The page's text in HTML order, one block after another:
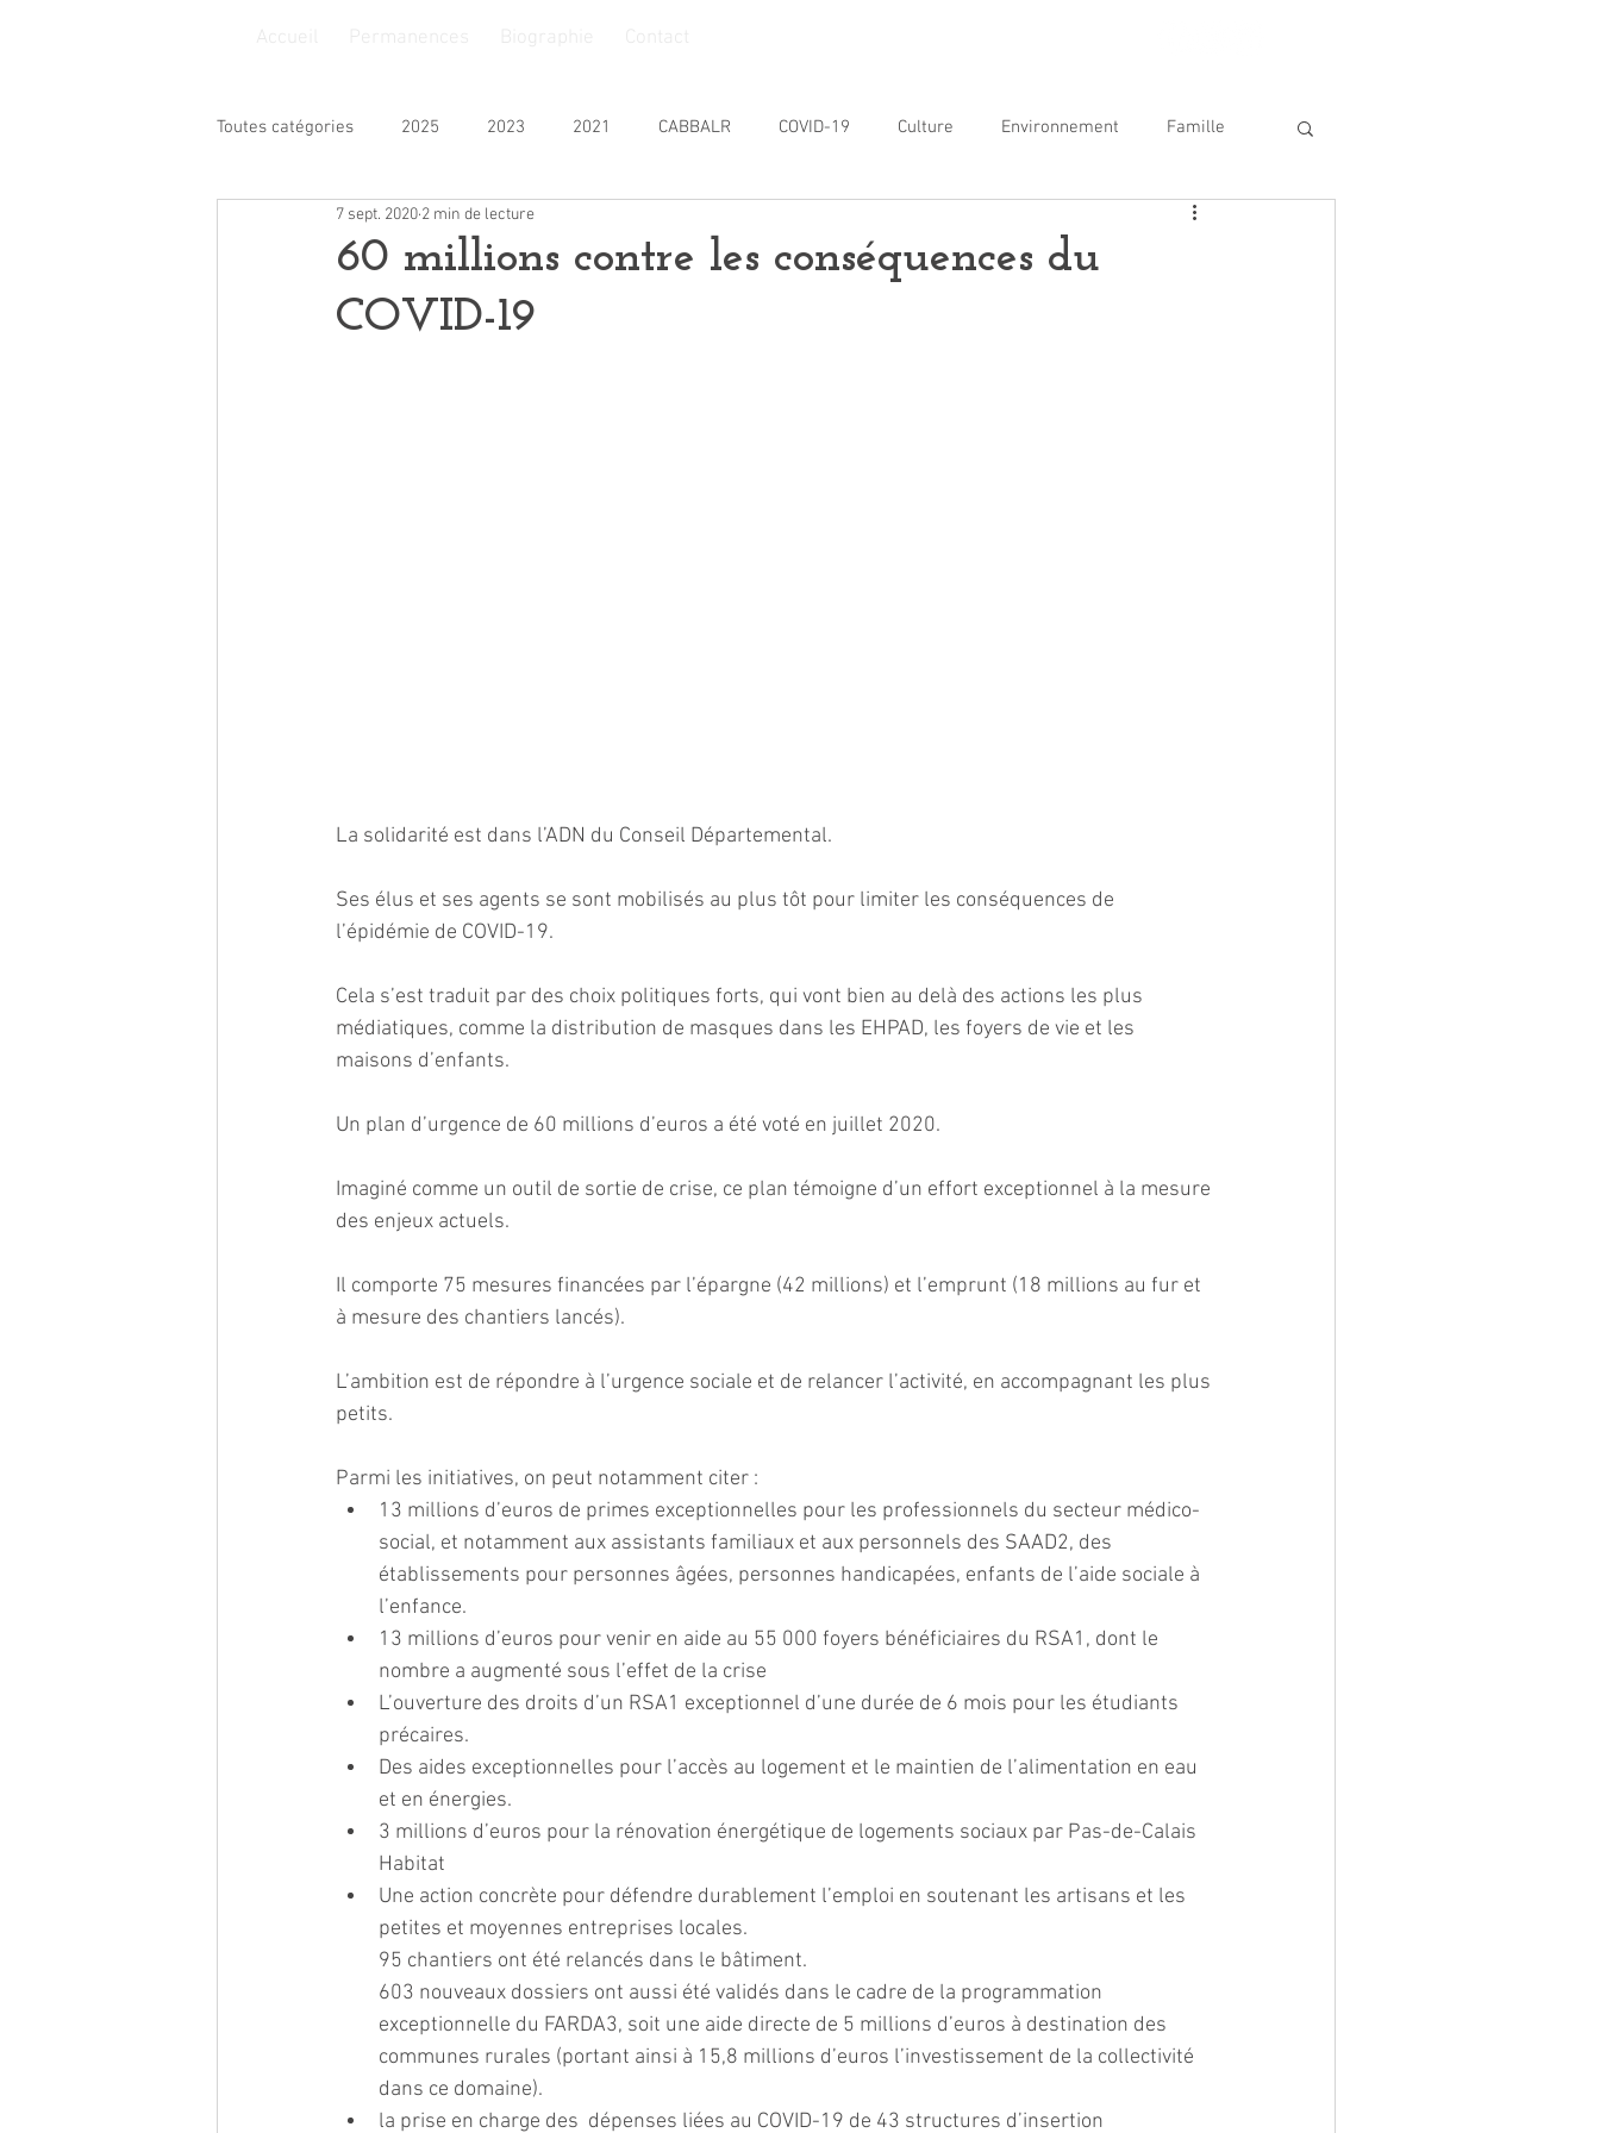
Toutes catégories 2025 2023 2021 CABBALR COVID-19 Culture Environnement Famille
Insertion Jeunesse SDIS 62
Solidarité Loisirs
60 millions contre les conséquences du
COVID-19
7 sept. 2020 2 min de lecture
La solidarité est dans l’ADN du Conseil Départemental.
Ses élus et ses agents se sont mobilisés au plus tôt pour limiter les conséquences de
l’épidémie de COVID-19.
Cela s’est traduit par des choix politiques forts, qui vont bien au delà des actions les plus
médiatiques, comme la distribution de masques dans les EHPAD, les foyers de vie et les
maisons d’enfants.
Un plan d’urgence de 60 millions d’euros a été voté en juillet 2020.
Imaginé comme un outil de sortie de crise, ce plan témoigne d’un effort exceptionnel à la mesure
des enjeux actuels.
Il comporte 75 mesures financées par l’épargne (42 millions) et l’emprunt (18 millions au fur et
à mesure des chantiers lancés).
L’ambition est de répondre à l’urgence sociale et de relancer l’activité, en accompagnant les plus
petits.
Parmi les initiatives, on peut notamment citer :
13 millions d’euros de primes exceptionnelles pour les professionnels du secteur médico-
social, et notamment aux assistants familiaux et aux personnels des SAAD2, des
établissements pour personnes âgées, personnes handicapées, enfants de l’aide sociale à
l’enfance.
13 millions d’euros pour venir en aide au 55 000 foyers bénéficiaires du RSA1, dont le
nombre a augmenté sous l’effet de la crise
L’ouverture des droits d’un RSA1 exceptionnel d’une durée de 6 mois pour les étudiants
précaires.
Des aides exceptionnelles pour l’accès au logement et le maintien de l’alimentation en eau
et en énergies.
3 millions d’euros pour la rénovation énergétique de logements sociaux par Pas-de-Calais
Habitat
Une action concrète pour défendre durablement l’emploi en soutenant les artisans et les
petites et moyennes entreprises locales.
95 chantiers ont été relancés dans le bâtiment.
603 nouveaux dossiers ont aussi été validés dans le cadre de la programmation
exceptionnelle du FARDA3, soit une aide directe de 5 millions d’euros à destination des
communes rurales (portant ainsi à 15,8 millions d’euros l’investissement de la collectivité
dans ce domaine).
la prise en charge des  dépenses liées au COVID-19 de 43 structures d’insertion